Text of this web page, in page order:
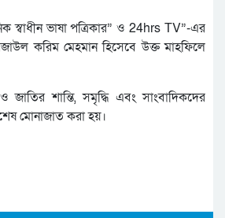
স্বাধীন ভাষা পত্রিকার” ও 24hrs TV”-এর
করিম মেহমান হিসেবে উক্ত মাহফিলে
শান্তি, সমৃদ্ধি এবং সাংবাদিকদের
মোনাজাত করা হয়।